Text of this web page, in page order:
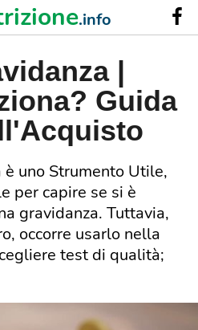
|
Guida
uno Strumento Utile,
per capire se si è
gravidanza. Tuttavia,
occorre usarlo nella
test di qualità;
.info